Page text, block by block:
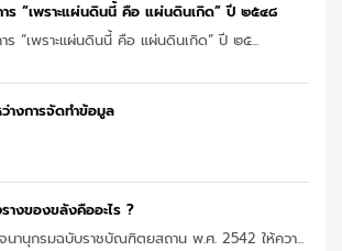
าร “เพราะแผ่นดินนี้ คือ แผ่นดินเกิด” ปี ๒๕๔๘
ร “เพราะแผ่นดินนี้ คือ แผ่นดินเกิด” ปี ๒๕...
างการจัดทำข้อมูล
างของขลังคืออะไร ?
นานุกรมฉบับราชบัณฑิตยสถาน พ.ศ. 2542 ให้ควา...